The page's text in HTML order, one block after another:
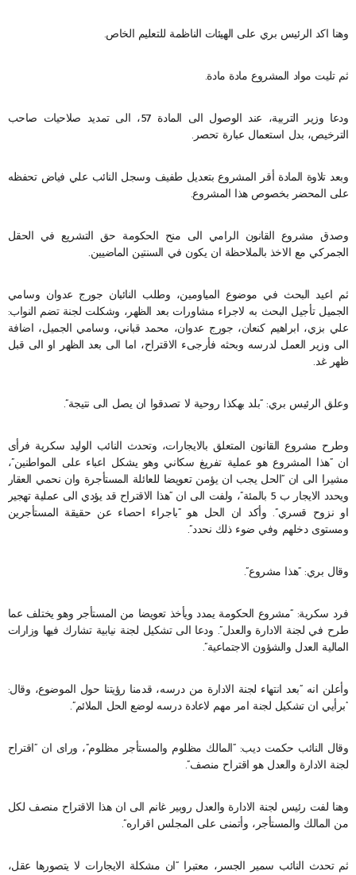
وهنا اكد الرئيس بري على الهيئات الناظمة للتعليم الخاص.
ثم تليت مواد المشروع مادة مادة.
ودعا وزير التربية، عند الوصول الى المادة 57، الى تمديد صلاحيات صاحب
الترخيص، بدل استعمال عبارة تحصر.
وبعد تلاوة المادة أقر المشروع بتعديل طفيف وسجل النائب علي فياض تحفظه
على المحضر بخصوص هذا المشروع.
وصدق مشروع القانون الرامي الى منح الحكومة حق التشريع في الحقل
الجمركي مع الاخذ بالملاحظة ان يكون في السنتين الماضيين.
ثم اعيد البحث في موضوع المياومين، وطلب النائبان جورج عدوان وسامي
الجميل تأجيل البحث به لاجراء مشاورات بعد الظهر، وشكلت لجنة تضم النواب:
علي بزي، ابراهيم كنعان، جورج عدوان، محمد قباني، وسامي الجميل، اضافة
الى وزير العمل لدرسه وبحثه فأرجىء الاقتراح، اما الى بعد الظهر او الى قبل
ظهر غد.
وعلق الرئيس بري: “بلد بهكذا روحية لا تصدقوا ان يصل الى نتيجة”.
وطرح مشروع القانون المتعلق بالايجارات، وتحدث النائب الوليد سكرية فرأى
ان “هذا المشروع هو عملية تفريغ سكاني وهو يشكل اعباء على المواطنين”،
مشيرا الى ان “الحل يجب ان يؤمن تعويضا للعائلة المستأجرة وان نحمي العقار
ويحدد الايجار ب 5 بالمئة”، ولفت الى ان “هذا الاقتراح قد يؤدي الى عملية تهجير
او نزوح قسري”. وأكد ان الحل هو “باجراء احصاء عن حقيقة المستأجرين
ومستوى دخلهم وفي ضوء ذلك نحدد”.
وقال بري: “هذا مشروع”.
فرد سكرية: “مشروع الحكومة يمدد ويأخذ تعويضا من المستأجر وهو يختلف عما
طرح في لجنة الادارة والعدل”. ودعا الى تشكيل لجنة نيابية تشارك فيها وزارات
المالية العدل والشؤون الاجتماعية”.
وأعلن انه “بعد انتهاء لجنة الادارة من درسه، قدمنا رؤيتنا حول الموضوع، وقال:
“برأيي ان تشكيل لجنة امر مهم لاعادة درسه لوضع الحل الملائم”.
وقال النائب حكمت ديب: “المالك مظلوم والمستأجر مظلوم”، وراى ان “اقتراح
لجنة الادارة والعدل هو اقتراح منصف”.
وهنا لفت رئيس لجنة الادارة والعدل روبير غانم الى ان هذا الاقتراح منصف لكل
من المالك والمستأجر، وأتمنى على المجلس اقراره”.
ثم تحدث النائب سمير الجسر، معتبرا “ان مشكلة الايجارات لا يتصورها عقل،